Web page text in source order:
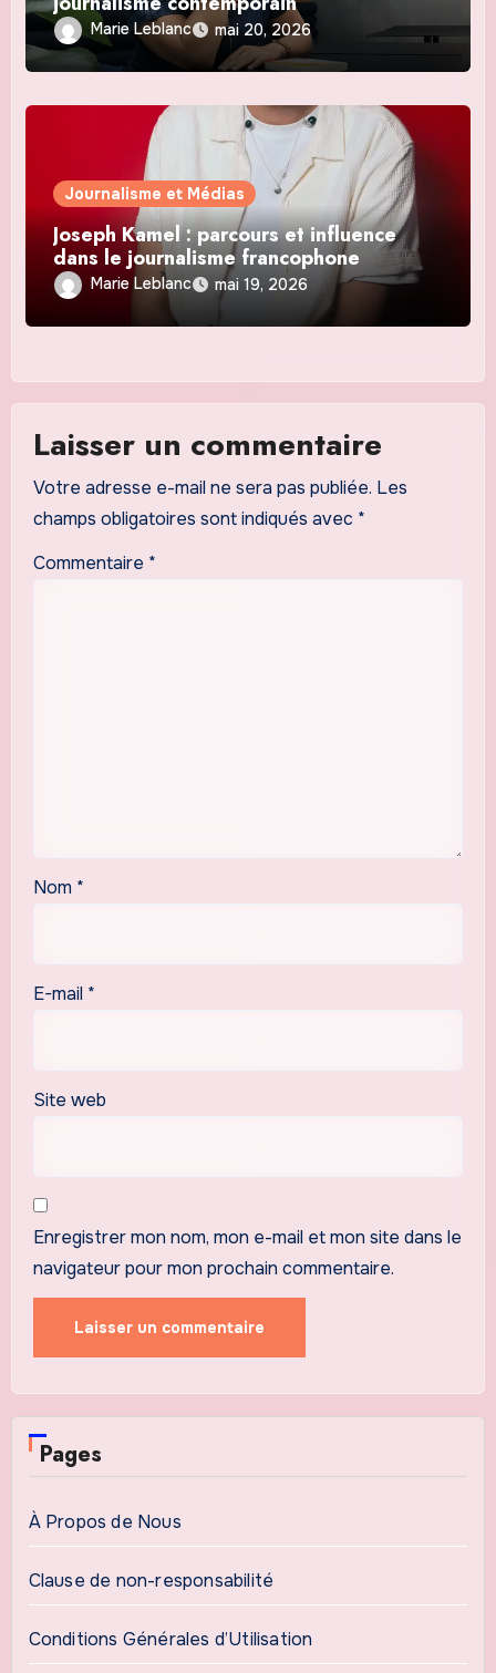
Marie Leblanc mai 20, 2026
Journalisme et Médias
Joseph Kamel : parcours et influence
dans le journalisme francophone
Marie Leblanc mai 19, 2026
Laisser un commentaire
Votre adresse e-mail ne sera pas publiée. Les
champs obligatoires sont indiqués avec *
Commentaire *
Nom *
E-mail *
Site web
Enregistrer mon nom, mon e-mail et mon site dans le
navigateur pour mon prochain commentaire.
Pages
À Propos de Nous
Clause de non-responsabilité
Conditions Générales d’Utilisation